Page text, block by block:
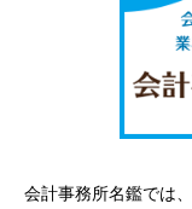
会計事務所名鑑では